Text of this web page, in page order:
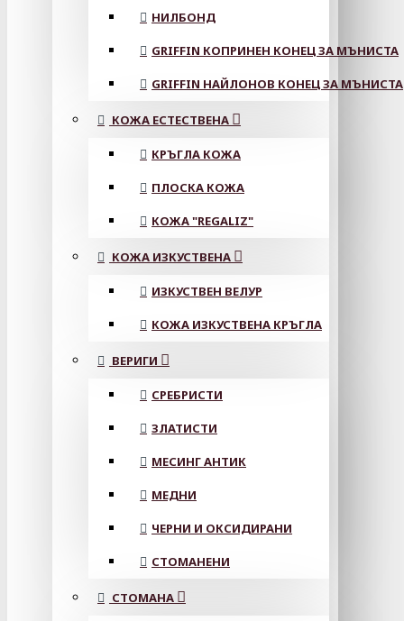
НИЛБОНД
GRIFFIN КОПРИНЕН КОНЕЦ ЗА МЪНИСТА
GRIFFIN НАЙЛОНОВ КОНЕЦ ЗА МЪНИСТА
КОЖА ЕСТЕСТВЕНА
КРЪГЛА КОЖА
ПЛОСКА КОЖА
КОЖА "REGALIZ"
КОЖА ИЗКУСТВЕНА
ИЗКУСТВЕН ВЕЛУР
КОЖА ИЗКУСТВЕНА КРЪГЛА
ВЕРИГИ
СРЕБРИСТИ
ЗЛАТИСТИ
МЕСИНГ АНТИК
МЕДНИ
ЧЕРНИ И ОКСИДИРАНИ
СТОМАНЕНИ
СТОМАНА